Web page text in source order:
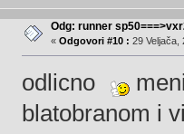
Odg: runner
« Odgovori #10 : 29 Veljača,
odlicno
blatobranom i